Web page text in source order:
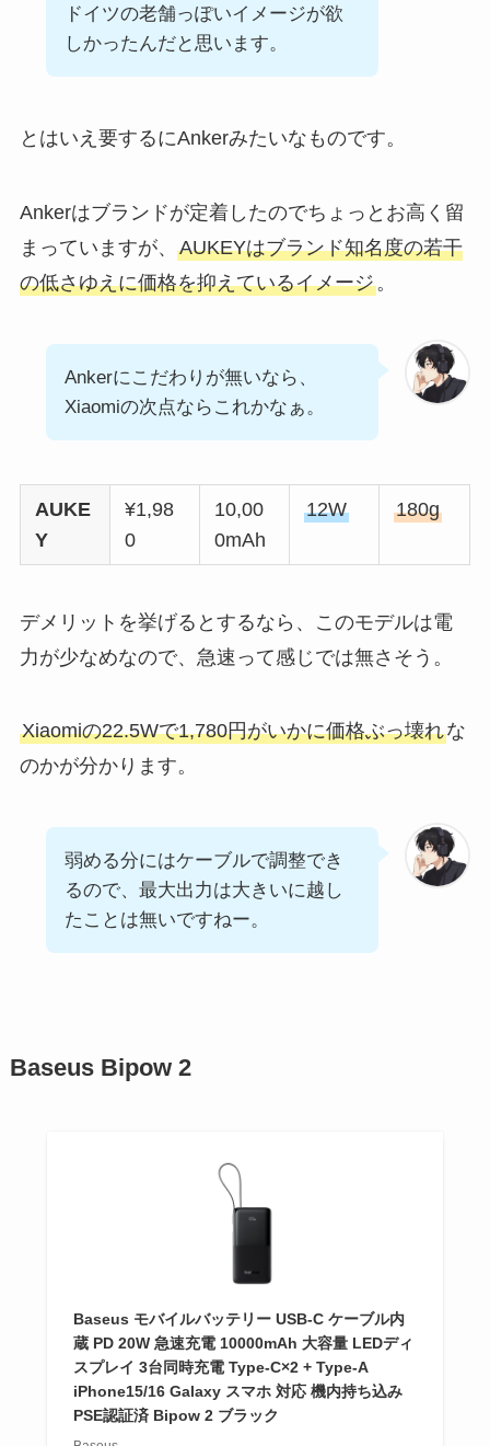
ドイツの老舗っぽいイメージが欲
しかったんだと思います。
とはいえ要するにAnkerみたいなものです。
Ankerはブランドが定着したのでちょっとお高く留
まっていますが、 AUKEYはブランド知名度の若干
の低さゆえに価格を抑えているイメージ。
Ankerにこだわりが無いなら、
Xiaomiの次点ならこれかなぁ。
AUKE
Y
¥1,98
0
10,00
0mAh
12W 180g
デメリットを挙げるとするなら、このモデルは電
力が少なめなので、急速って感じでは無さそう。
Xiaomiの22.5Wで1,780円がいかに価格ぶっ壊れな
のかが分かります。
弱める分にはケーブルで調整でき
るので、最大出力は大きいに越し
たことは無いですねー。
Baseus Bipow 2
Baseus モバイルバッテリー USB-C ケーブル内
蔵 PD 20W 急速充電 10000mAh 大容量 LEDディ
スプレイ 3台同時充電 Type-C×2 + Type-A
iPhone15/16 Galaxy スマホ 対応 機内持ち込み
PSE認証済 Bipow 2 ブラック